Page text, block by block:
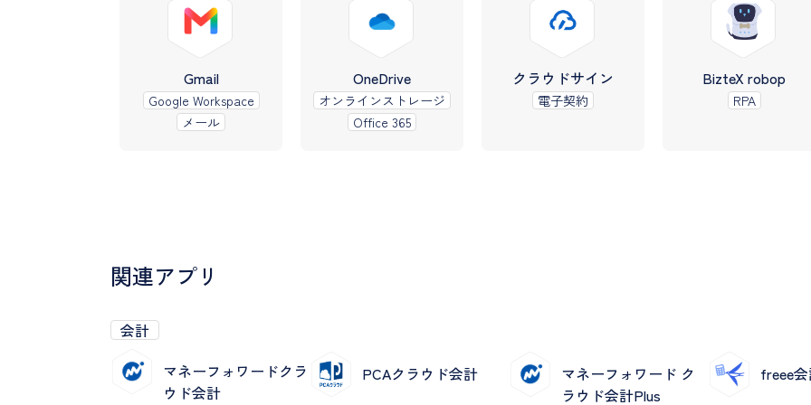
Gmail
Google Workspace
メール
OneDrive
オンラインストレージ
Office 365
クラウドサイン
電子契約
BizteX robop
RPA
関連アプリ
会計
マネーフォワードクラ
ウド会計
PCAクラウド会計
マネーフォワード ク
ラウド会計Plus
freee